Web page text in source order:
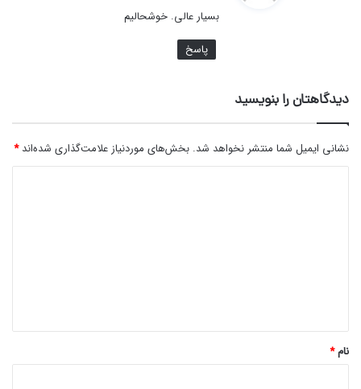
:
بسیار عالی. خوشحالیم
پاسخ
دیدگاهتان را بنویسید
نشانی ایمیل شما منتشر نخواهد شد. بخش‌های موردنیاز علامت‌گذاری شده‌اند*
نام*